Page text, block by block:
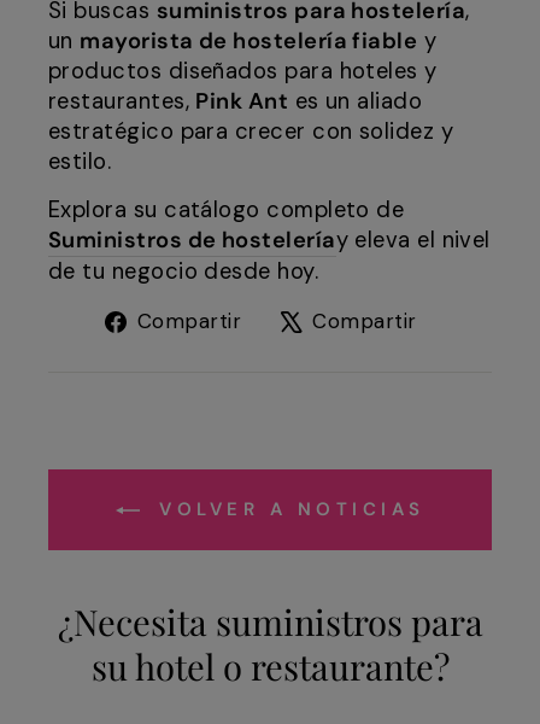
Si buscas suministros para hostelería,
un mayorista de hostelería fiable y
productos diseñados para hoteles y
restaurantes, Pink Ant es un aliado
estratégico para crecer con solidez y
estilo.
Explora su catálogo completo de
Suministros de hosteleríay eleva el nivel
de tu negocio desde hoy.
Compartir
Compartir
Compartir
VOLVER A NOTICIAS
¿Necesita suministros para
su hotel o restaurante?